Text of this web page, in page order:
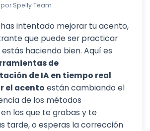
por Spelly Team
has intentado mejorar tu acento,
que puede ser practicar
haciendo bien. Aquí es
de
de IA en tiempo real
el acento están cambiando el
de los métodos
los que te grabas y te
tarde, o esperas la corrección